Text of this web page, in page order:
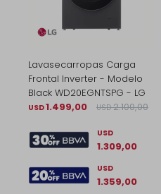
Lavasecarropas Carga
Frontal Inverter - Modelo
Black WD20EGNTSPG - LG
USD1.499,00 USD 2.100,00
USD
1.309,00
USD
1.359,00